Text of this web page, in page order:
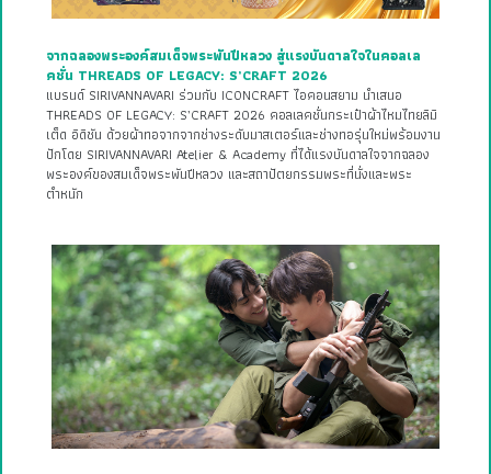
จากฉลองพระองค์สมเด็จพระพันปีหลวง สู่แรงบันดาลใจในคอลเล
คชั่น THREADS OF LEGACY: S’CRAFT 2026
แบรนด์ SIRIVANNAVARI ร่วมกับ ICONCRAFT ไอคอนสยาม นำเสนอ
THREADS OF LEGACY: S’CRAFT 2026 คอลเลคชั่นกระเป๋าผ้าไหมไทยลิมิ
เต็ด อิดิชัน ด้วยผ้าทอจากจากช่างระดับมาสเตอร์และช่างทอรุ่นใหม่พร้อมงาน
ปักโดย SIRIVANNAVARI Atelier & Academy ที่ได้แรงบันดาลใจจากฉลอง
พระองค์ของสมเด็จพระพันปีหลวง และสถาปัตยกรรมพระที่นั่งและพระ
ตำหนัก